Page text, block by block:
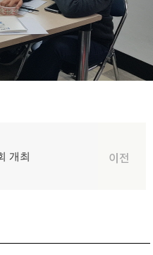
이전
개최